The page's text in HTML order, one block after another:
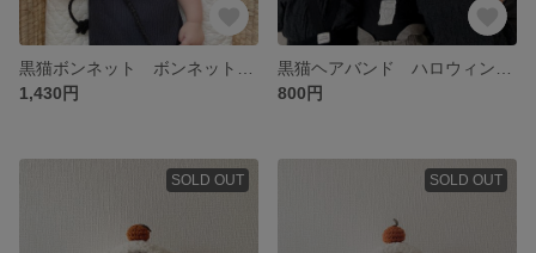
1,430円
800円
SOLD OUT SOLD OUT